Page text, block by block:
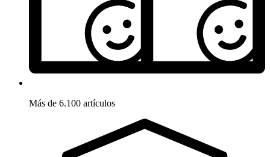
Más de 6.100 artículos